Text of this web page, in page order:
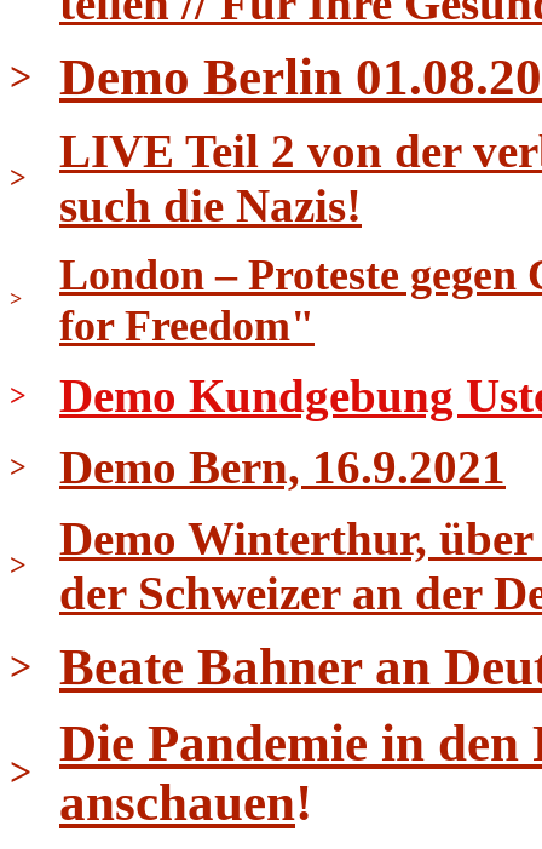
> Demo Berlin
>
LIVE Teil 2 von der
such die Nazis!
>
London – Proteste
for Freedom"
> Demo Kundgebung
> Demo Bern, 16.9.2021
>
Demo Winterthur,
der Schweizer an der
> Beate Bahner an
>
Die Pandemie in
anschauen!